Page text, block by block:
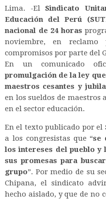
Lima. -ElSindicato
Educación del Perú
nacional de 24 horas
noviembre, en
compromisos por parte del
En un comunicado
promulgación de la ley
maestros cesantes y
en los sueldos de
en el sector educación.
En el texto publicado por el
a los congresistas que “se
los intereses del pueblo y
sus promesas para
grupo”. Por medio de su
Chipana, el sindicato
hecho aislado, y que de no